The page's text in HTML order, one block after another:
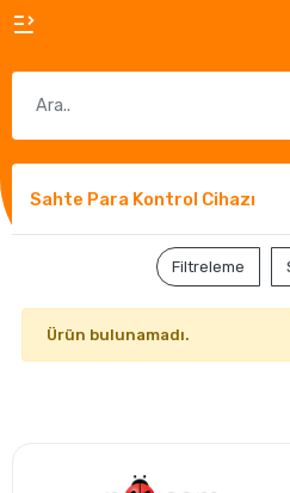
Sahte Para Kontrol Cihazı
Filtreleme
Ürün bulunamadı.